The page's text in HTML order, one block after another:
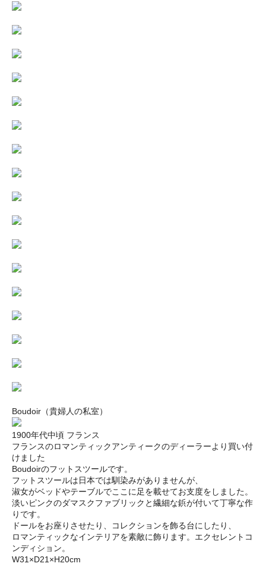
Boudoir（貴婦人の私室）
1900年代中頃 フランス
フランスのロマンティックアンティークのディーラーより買い付
けました
Boudoirのフットスツールです。
フットスツールは日本では馴染みがありませんが、
淑女がベッドやテーブルでここに足を載せてお支度をしました。
淡いピンクのダマスクファブリックと繊細な鋲が付いて丁寧な作
りです。
ドールをお座りさせたり、コレクションを飾る台にしたり、
ロマンティックなインテリアを素敵に飾ります。エクセレントコ
ンディション。
W31×D21×H20cm